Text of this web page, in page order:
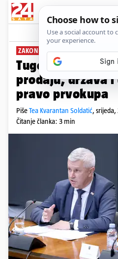
ZAKON O POLJOPRIVREDOM
Tugomir Majdak:
prodaju, država
pravo prvokupa
PišeTea Kvarantan Soldatić, srijeda,
Čitanje članka: 3 min